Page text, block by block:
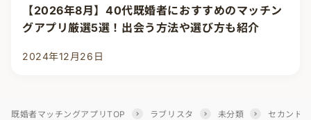
【2026年8月】40代既婚者におすすめのマッチン
グアプリ厳選5選！出会う方法や選び方も紹介
2024年12月26日
既婚者マッチングアプリTOP ラブリスタ 未分類 セカンド